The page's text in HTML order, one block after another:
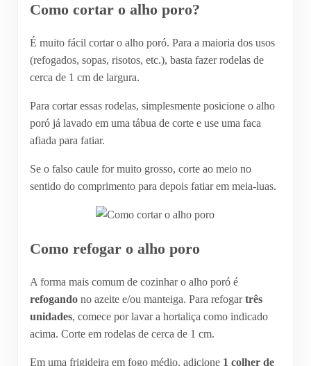
Como cortar o alho poro?
É muito fácil cortar o alho poró. Para a maioria dos usos
(refogados, sopas, risotos, etc.), basta fazer rodelas de
cerca de 1 cm de largura.
Para cortar essas rodelas, simplesmente posicione o alho
poró já lavado em uma tábua de corte e use uma faca
afiada para fatiar.
Se o falso caule for muito grosso, corte ao meio no
sentido do comprimento para depois fatiar em meia-luas.
Como refogar o alho poro
A forma mais comum de cozinhar o alho poró é
refogandono azeite e/ou manteiga. Para refogartrês
unidades, comece por lavar a hortaliça como indicado
acima. Corte em rodelas de cerca de 1 cm.
Em uma frigideira em fogo médio, adicione 1 colher de